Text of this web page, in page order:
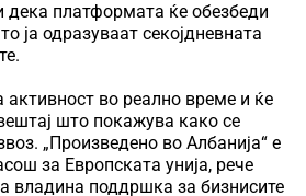
дека платформата ќе обезбеди
ја одразуваат секојдневната
активност во реално време и ќе
што покажува како се
„Произведено во Албанија“ е
за Европската унија, рече
владина поддршка за бизнисите